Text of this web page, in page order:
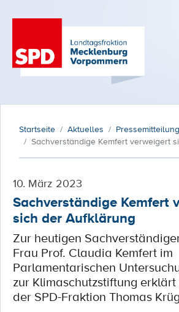
Startseite Aktuelles
Sachverständige Kemfert verweigert
10. März 2023
Sachverständige Kemfert
sich der Aufklärung
Zur heutigen
Frau Prof. Claudia Kemfert im
Parlamentarischen
zur Klimaschutzstiftung
der SPD-Fraktion Thomas